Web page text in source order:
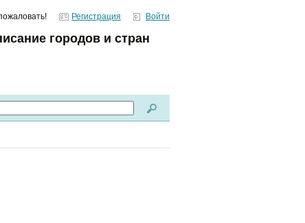
Регистрация Войти
городов и стран